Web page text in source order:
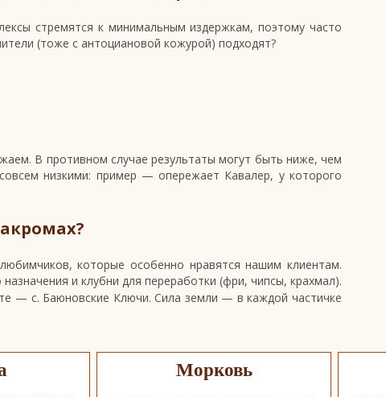
стремятся к минимальным издержкам, поэтому часто
(тоже с антоциановой кожурой) подходят?
В противном случае результаты могут быть ниже, чем
низкими: пример — опережает Кавалер, у которого
которые особенно нравятся нашим клиентам.
назначения и клубни для переработки (фри, чипсы, крахмал).
— с. Баюновские Ключи. Сила земли — в каждой частичке
Морковь